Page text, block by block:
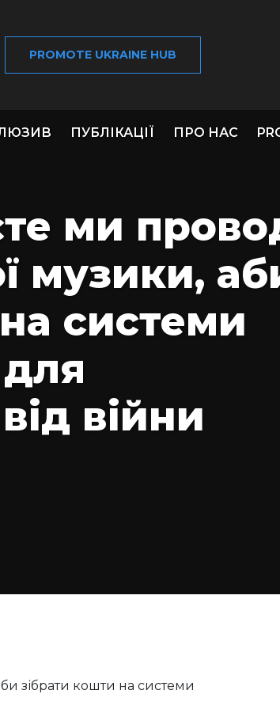
PROMOTE UKRAINE HUB
ПУБЛІКАЦІЇ ПРО НАС
ми
музики,
системи
для
війни
зібрати кошти на системи